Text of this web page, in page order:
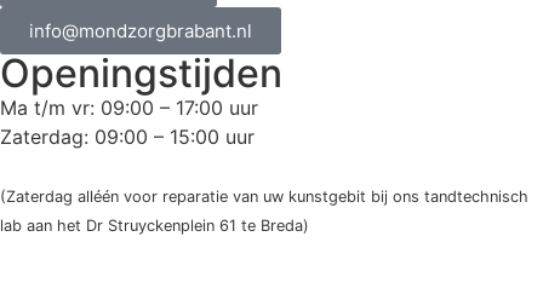
info@mondzorgbrabant.nl
Openingstijden
Ma t/m vr: 09:00 – 17:00 uur
Zaterdag: 09:00 – 15:00 uur
(Zaterdag alléén voor reparatie van uw kunstgebit bij ons tandtechnisch
lab aan het Dr Struyckenplein 61 te Breda)